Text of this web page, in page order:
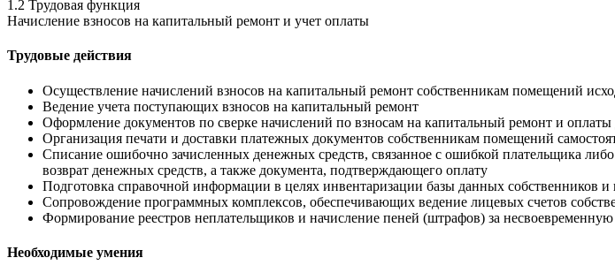
1.2 Трудовая функция
Начисление взносов на капитальный ремонт и учет оплаты
Трудовые действия
Осуществление начислений взносов на капитальный ремонт собственникам помещений
Ведение учета поступающих взносов на капитальный ремонт
Оформление документов по сверке начислений по взносам на капитальный ремонт и
Организация печати и доставки платежных документов собственникам помещений
Списание ошибочно зачисленных денежных средств, связанное с ошибкой плательщика
возврат денежных средств, а также документа, подтверждающего оплату
Подготовка справочной информации в целях инвентаризации базы данных собственников
Сопровождение программных комплексов, обеспечивающих ведение лицевых счетов
Формирование реестров неплательщиков и начисление пеней (штрафов) за
Необходимые умения